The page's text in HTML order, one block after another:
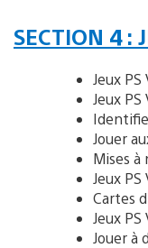
SECTION 4 :
Jeux
Jeux
Jouer
Mises à
Jeux
Cartes
Jeux
Jouer à